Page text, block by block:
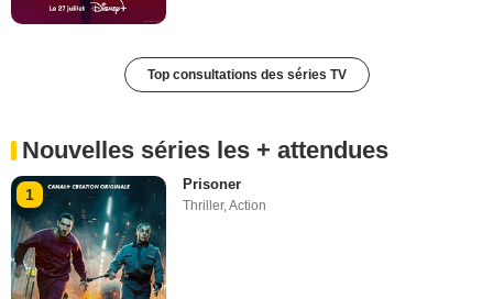
Top consultations des séries TV
Nouvelles séries les + attendues
1
Prisoner
Thriller,Action